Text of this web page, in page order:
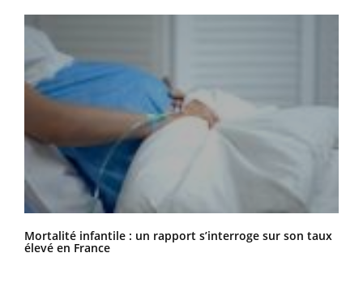
Mortalité infantile : un rapport s’interroge sur son taux
élevé en France